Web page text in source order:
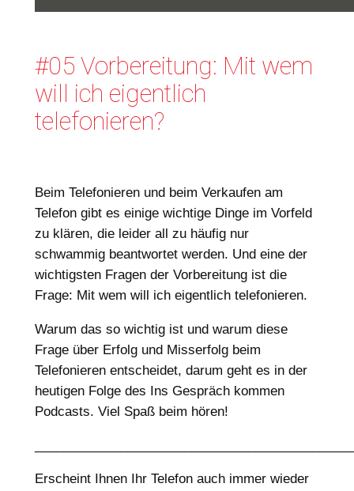
#05 Vorbereitung: Mit wem
will ich eigentlich
telefonieren?
Beim Telefonieren und beim Verkaufen am
Telefon gibt es einige wichtige Dinge im Vorfeld
zu klären, die leider all zu häufig nur
schwammig beantwortet werden. Und eine der
wichtigsten Fragen der Vorbereitung ist die
Frage: Mit wem will ich eigentlich telefonieren.
Warum das so wichtig ist und warum diese
Frage über Erfolg und Misserfolg beim
Telefonieren entscheidet, darum geht es in der
heutigen Folge des Ins Gespräch kommen
Podcasts. Viel Spaß beim hören!
Erscheint Ihnen Ihr Telefon auch immer wieder